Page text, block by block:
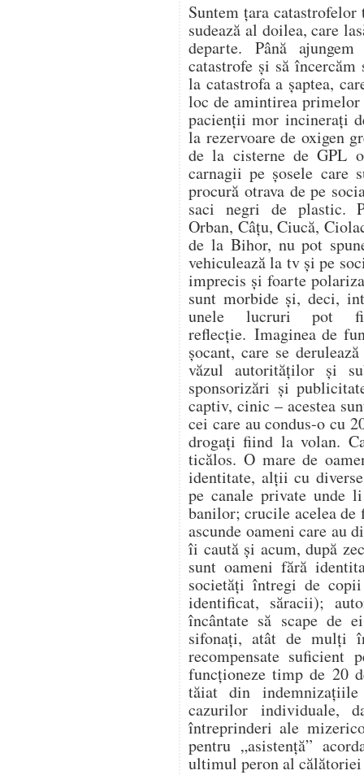
Suntem țara
sudează al doilea, care
departe. Până
catastrofe și să
la catastrofa a șaptea,
loc de amintirea
pacienții mor incinerați
la rezervoare de oxigen
de la cisterne de GPL
carnagii pe șosele care
procură otrava de pe
saci negri de plastic.
Orban, Câțu, Ciucă,
de la Bihor, nu pot
vehiculează la tv și pe
imprecis și foarte
sunt morbide și, deci,
unele lucruri pot
reflecție. Imaginea de
șocant, care se
văzul autorităților și
sponsorizări și
captiv, cinic – acestea
cei care au condus-o cu
drogați fiind la volan.
ticălos. O mare de
identitate, alții cu
pe canale private unde
banilor; crucile acelea de
ascunde oameni care au
îi caută și acum, după
sunt oameni fără
societăți întregi de
identificat, săracii);
încântate să scape de
sifonați, atât de mulți
recompensate suficient
funcționeze timp de 20
tăiat din
cazurilor individuale,
întreprinderi ale
pentru „asistență”
ultimul peron al